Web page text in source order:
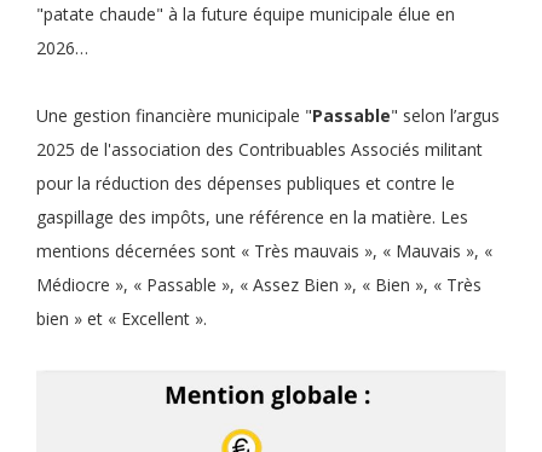
"patate chaude" à la future équipe municipale élue en
2026…
Une gestion financière municipale "Passable" selon l’argus
2025 de l'association des Contribuables Associés militant
pour la réduction des dépenses publiques et contre le
gaspillage des impôts, une référence en la matière. Les
mentions décernées sont « Très mauvais », « Mauvais », «
Médiocre », « Passable », « Assez Bien », « Bien », « Très
bien » et « Excellent ».